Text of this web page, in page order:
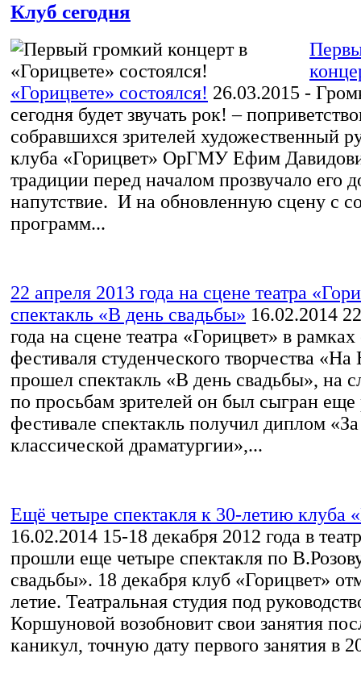
Клуб сегодня
«Горицвете» состоялся! 26.03.2015 -
сегодня будет звучать рок! –
собравшихся зрителей художественный
клуба «Горицвет» ОрГМУ Ефим
традиции перед началом прозвучало его
напутствие. И на обновленную сцену с
программ...
22 апреля 2013 года на сцене театра
спектакль «В день свадьбы» 16.02.2014
года на сцене театра «Горицвет» в рамках
фестиваля студенческого творчества
прошел спектакль «В день свадьбы», на
по просьбам зрителей он был сыгран еще
фестивале спектакль получил диплом
классической драматургии»,...
Ещё четыре спектакля к 30-летию клуба
16.02.2014 15-18 декабря 2012 года в
прошли еще четыре спектакля по
свадьбы». 18 декабря клуб «Горицвет»
летие. Театральная студия под
Коршуновой возобновит свои занятия
каникул, точную дату первого занятия в